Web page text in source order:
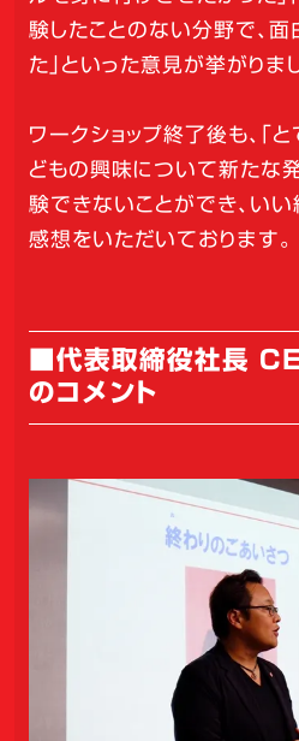
験したことのない分野で、面
た」といった意見が挙がりまし
ワークショップ終了後も、「
どもの興味について新たな
験できないことができ、いい
感想をいただいております。
■代表取締役社長
のコメント